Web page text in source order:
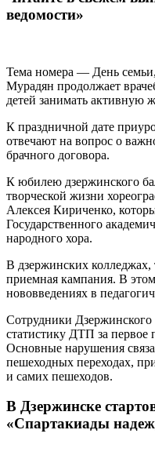
ведомости»
Тема номера — День
Мурадян продолжает
детей занимать активную
К праздничной дате
отвечают на вопрос о
брачного договора.
К юбилею дзержинского
творческой жизни
Алексея Кириченко,
Государственного
народного хора.
В дзержинских колледжах,
приемная кампания. В
нововведениях в
Сотрудники
статистику ДТП за первое
Основные нарушения
пешеходных переходах,
и самих пешеходов.
В Дзержинске
«Спартакиады